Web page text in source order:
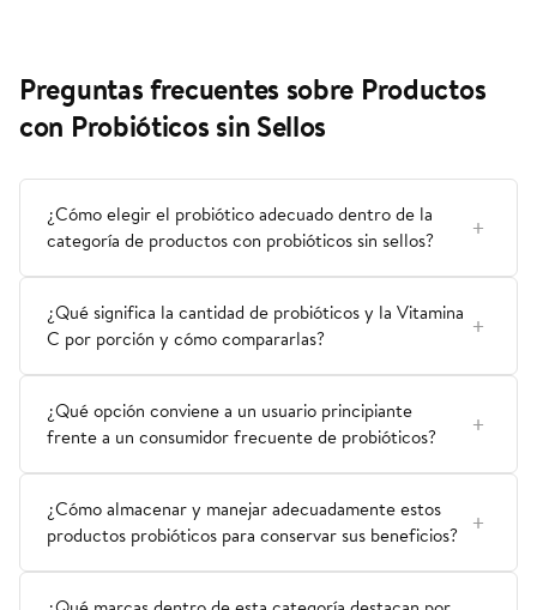
Preguntas frecuentes sobre Productos
con Probióticos sin Sellos
¿Cómo elegir el probiótico adecuado dentro de la
categoría de productos con probióticos sin sellos?
¿Qué significa la cantidad de probióticos y la Vitamina
C por porción y cómo compararlas?
¿Qué opción conviene a un usuario principiante
frente a un consumidor frecuente de probióticos?
¿Cómo almacenar y manejar adecuadamente estos
productos probióticos para conservar sus beneficios?